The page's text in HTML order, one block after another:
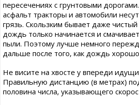
пересечениях с грунтовыми
асфальт тракторы и автомобили
грязь. Скользким бывает даже чистый
дождь только начинается и
пыли. Поэтому лучше немного
дальше после того, как дождь
Не висите на хвосте у впереди
Правильную дистанцию (в метрах)
половина числа, указывающего